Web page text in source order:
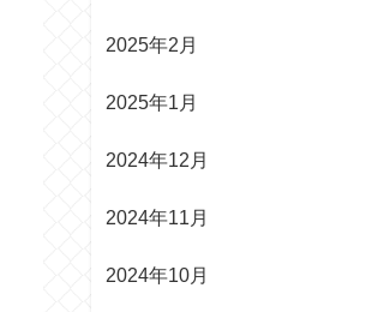
2025年2月
2025年1月
2024年12月
2024年11月
2024年10月